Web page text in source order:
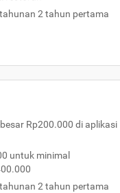
2 tahun pertama
Rp200.000 di aplikasi
untuk minimal
2 tahun pertama